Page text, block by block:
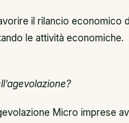
il rilancio economico
le attività economiche.
Micro imprese